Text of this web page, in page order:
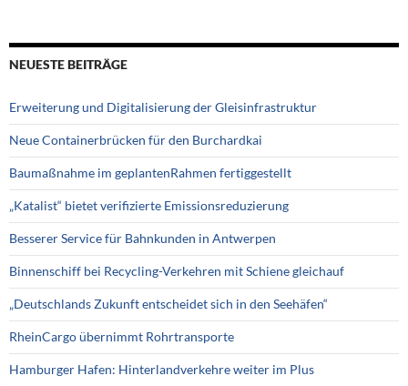
NEUESTE BEITRÄGE
Erweiterung und Digitalisierung der Gleisinfrastruktur
Neue Containerbrücken für den Burchardkai
Baumaßnahme im geplantenRahmen fertiggestellt
„Katalist“ bietet verifizierte Emissionsreduzierung
Besserer Service für Bahnkunden in Antwerpen
Binnenschiff bei Recycling-Verkehren mit Schiene gleichauf
„Deutschlands Zukunft entscheidet sich in den Seehäfen“
RheinCargo übernimmt Rohrtransporte
Hamburger Hafen: Hinterlandverkehre weiter im Plus